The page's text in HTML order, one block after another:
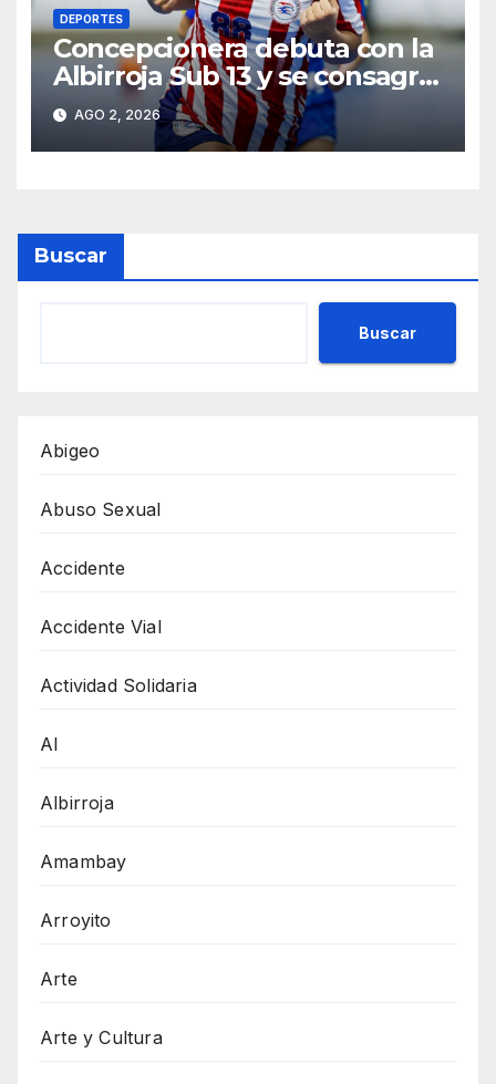
DEPORTES
Concepcionera debuta con la
Albirroja Sub 13 y se consagra
campeona sudamericana
AGO 2, 2026
Buscar
Buscar
Abigeo
Abuso Sexual
Accidente
Accidente Vial
Actividad Solidaria
AI
Albirroja
Amambay
Arroyito
Arte
Arte y Cultura